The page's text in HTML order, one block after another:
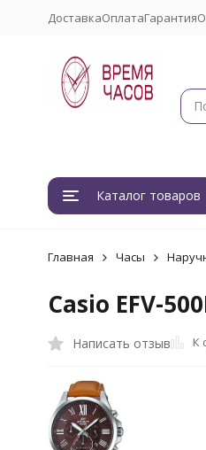
ДоставкаОплатаГарантия
Каталог товаров
Главная Часы
Casio EFV-
Написать отзыв К